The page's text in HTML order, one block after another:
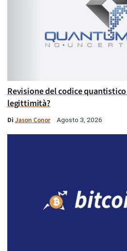
Revisione del codice
legittimità?
Di Jason Conor Agosto 3, 2026